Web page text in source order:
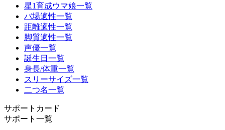
星1育成ウマ娘一覧
バ場適性一覧
距離適性一覧
脚質適性一覧
声優一覧
誕生日一覧
身長/体重一覧
スリーサイズ一覧
二つ名一覧
サポートカード
サポート一覧